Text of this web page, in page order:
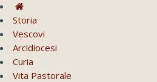
Storia
Vescovi
Arcidiocesi
Curia
Vita Pastorale